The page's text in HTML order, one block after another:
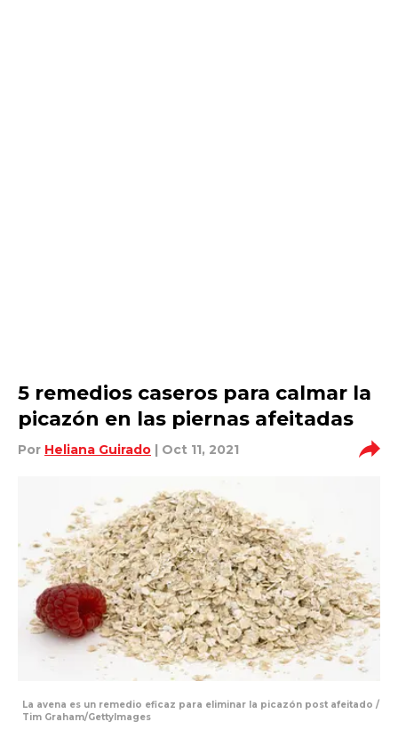
5 remedios caseros para calmar la
picazón en las piernas afeitadas
Por Heliana Guirado | Oct 11, 2021
La avena es un remedio eficaz para eliminar la picazón post afeitado /
Tim Graham/GettyImages